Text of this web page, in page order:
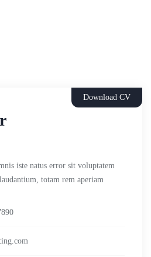
Download CV
iste natus error sit voluptatem
totam rem aperiam